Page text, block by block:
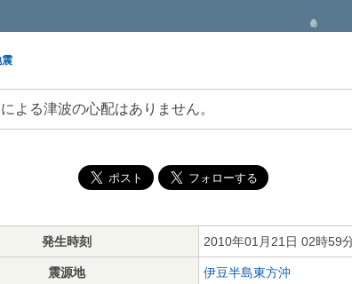
よる津波の心配はありません。
発生時刻 2010年01月21日 02時59
震源地 伊豆半島東方沖